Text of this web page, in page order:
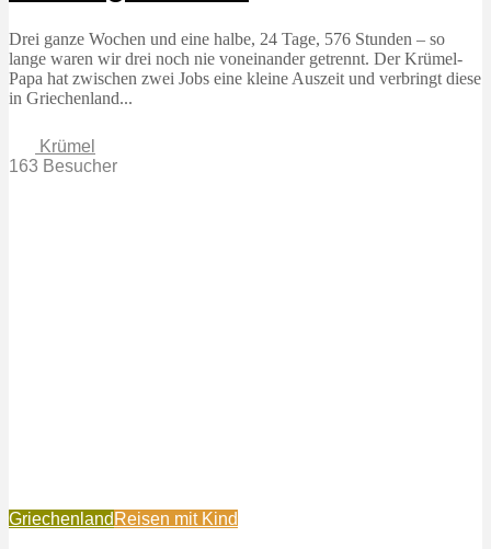
Drei ganze Wochen und eine halbe, 24 Tage, 576 Stunden – so
lange waren wir drei noch nie voneinander getrennt. Der Krümel-
Papa hat zwischen zwei Jobs eine kleine Auszeit und verbringt diese
in Griechenland...
Krümel
163 Besucher
Griechenland Reisen mit Kind